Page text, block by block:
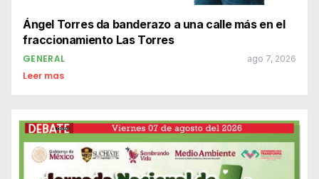
Ángel Torres da banderazo a una calle más en el
fraccionamiento Las Torres
GENERAL ago 7, 2026
Leer mas